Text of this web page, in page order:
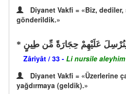
Diyanet Vakfi = «Biz,
gönderildik.»
عَلَيْهِمْ حِجَارَةً مِّن طِينٍ
Zâriyât / 33 - Li nursile
Diyanet Vakfi = «Üzerlerine
yağdırmaya (geldik).»